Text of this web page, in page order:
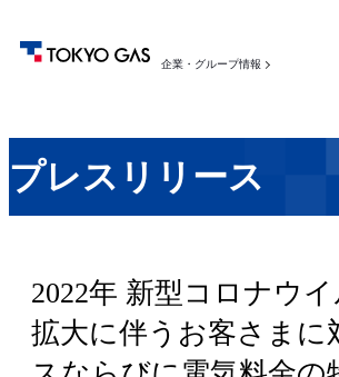
企業・グループ情報
プレスリリース
2022年 新型コロナウ
拡大に伴うお客さまに